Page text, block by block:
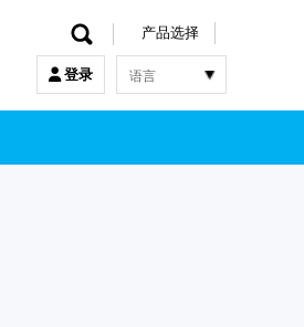
产品选择
登录 语言
한국어
中文